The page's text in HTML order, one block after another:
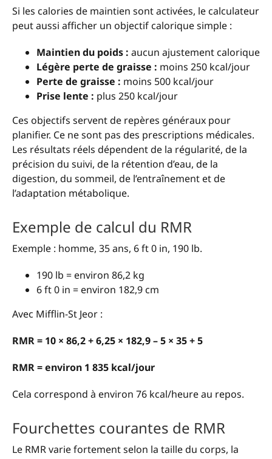
Si les calories de maintien sont activées, le calculateur
peut aussi afficher un objectif calorique simple :
Maintien du poids : aucun ajustement calorique
Légère perte de graisse : moins 250 kcal/jour
Perte de graisse : moins 500 kcal/jour
Prise lente : plus 250 kcal/jour
Ces objectifs servent de repères généraux pour
planifier. Ce ne sont pas des prescriptions médicales.
Les résultats réels dépendent de la régularité, de la
précision du suivi, de la rétention d’eau, de la
digestion, du sommeil, de l’entraînement et de
l’adaptation métabolique.
Exemple de calcul du RMR
Exemple : homme, 35 ans, 6 ft 0 in, 190 lb.
190 lb = environ 86,2 kg
6 ft 0 in = environ 182,9 cm
Avec Mifflin-St Jeor :
RMR = 10 × 86,2 + 6,25 × 182,9 – 5 × 35 + 5
RMR = environ 1 835 kcal/jour
Cela correspond à environ 76 kcal/heure au repos.
Fourchettes courantes de RMR
Le RMR varie fortement selon la taille du corps, la